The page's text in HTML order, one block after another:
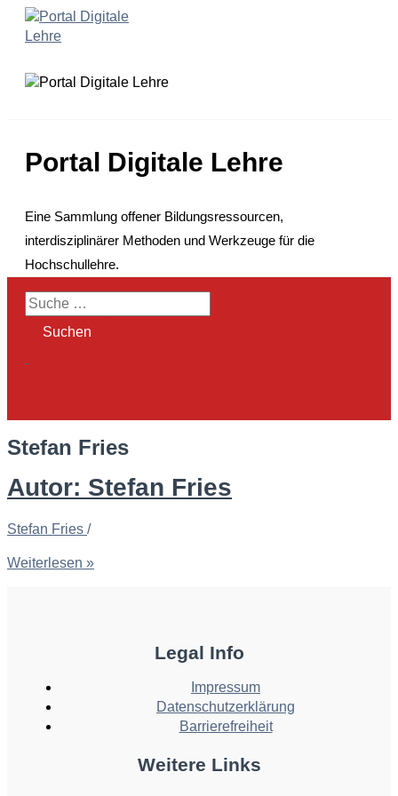
Zum
Inhalt
Portal Digitale Lehre
Eine Sammlung offener Bildungsressourcen,
interdisziplinärer Methoden und Werkzeuge für die
Hochschullehre.
Stefan Fries
Autor: Stefan Fries
Stefan Fries /
Weiterlesen »
Legal Info
Impressum
Datenschutzerklärung
Barrierefreiheit
Weitere Links